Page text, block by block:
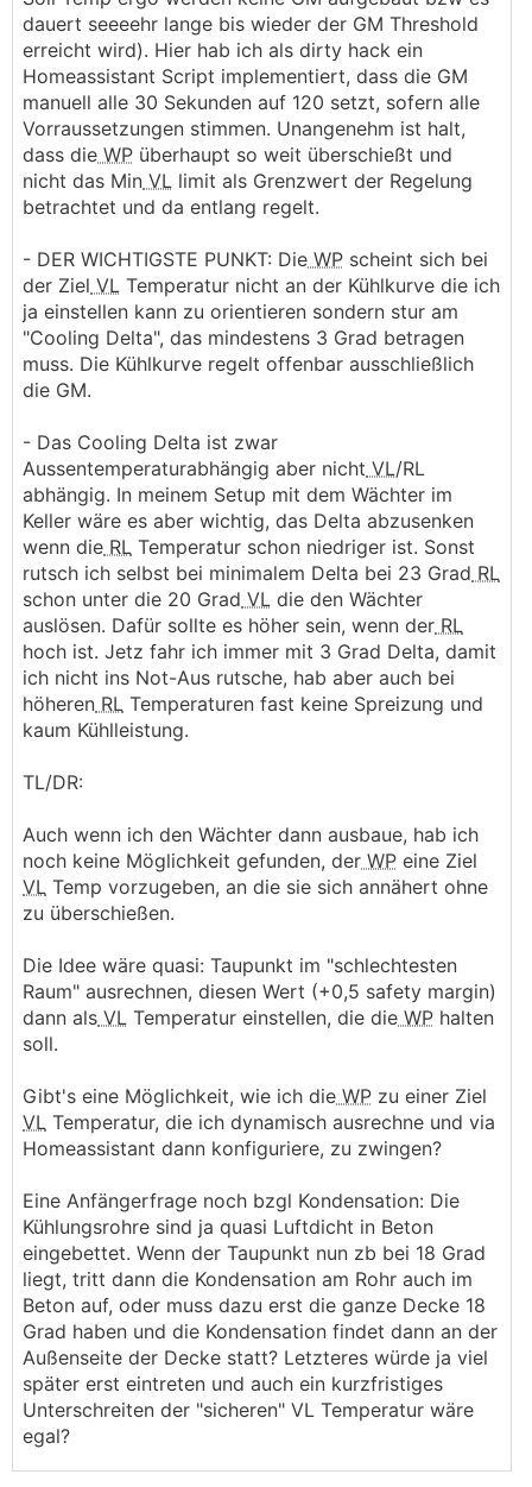
dauert seeeehr lange bis wieder der GM Threshold
erreicht wird). Hier hab ich als dirty hack ein
Homeassistant Script implementiert, dass die GM
manuell alle 30 Sekunden auf 120 setzt, sofern alle
Vorraussetzungen stimmen. Unangenehm ist halt,
dass die WP überhaupt so weit überschießt und
nicht das Min VL limit als Grenzwert der Regelung
betrachtet und da entlang regelt.
- DER WICHTIGSTE PUNKT: Die WP scheint sich bei
der Ziel VL Temperatur nicht an der Kühlkurve die ich
ja einstellen kann zu orientieren sondern stur am
"Cooling Delta", das mindestens 3 Grad betragen
muss. Die Kühlkurve regelt offenbar ausschließlich
die GM.
- Das Cooling Delta ist zwar
Aussentemperaturabhängig aber nicht VL/RL
abhängig. In meinem Setup mit dem Wächter im
Keller wäre es aber wichtig, das Delta abzusenken
wenn die RL Temperatur schon niedriger ist. Sonst
rutsch ich selbst bei minimalem Delta bei 23 Grad RL
schon unter die 20 Grad VL die den Wächter
auslösen. Dafür sollte es höher sein, wenn der RL
hoch ist. Jetz fahr ich immer mit 3 Grad Delta, damit
ich nicht ins Not-Aus rutsche, hab aber auch bei
höheren RL Temperaturen fast keine Spreizung und
kaum Kühlleistung.
TL/DR:
Auch wenn ich den Wächter dann ausbaue, hab ich
noch keine Möglichkeit gefunden, der WP eine Ziel
VL Temp vorzugeben, an die sie sich annähert ohne
zu überschießen.
Die Idee wäre quasi: Taupunkt im "schlechtesten
Raum" ausrechnen, diesen Wert (+0,5 safety margin)
dann als VL Temperatur einstellen, die die WP halten
soll.
Gibt's eine Möglichkeit, wie ich die WP zu einer Ziel
VL Temperatur, die ich dynamisch ausrechne und via
Homeassistant dann konfiguriere, zu zwingen?
Eine Anfängerfrage noch bzgl Kondensation: Die
Kühlungsrohre sind ja quasi Luftdicht in Beton
eingebettet. Wenn der Taupunkt nun zb bei 18 Grad
liegt, tritt dann die Kondensation am Rohr auch im
Beton auf, oder muss dazu erst die ganze Decke 18
Grad haben und die Kondensation findet dann an der
Außenseite der Decke statt? Letzteres würde ja viel
später erst eintreten und auch ein kurzfristiges
Unterschreiten der "sicheren" VL Temperatur wäre
egal?